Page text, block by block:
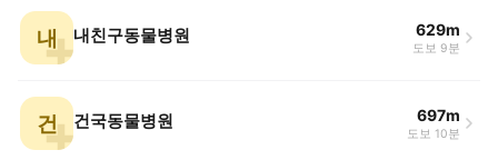
내 내친구동물병원 629m
도보 9분
건 건국동물병원 697m
도보 10분